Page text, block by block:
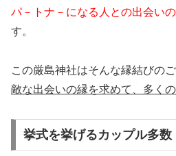
パ－トナ－になる人との出会い
す。
この厳島神社はそんな縁結びのご
敵な出会いの縁を求めて、多く
挙式を挙げるカップル多数